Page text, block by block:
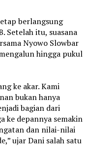
berlangsung
Setelah itu, suasana
Nyowo Slowbar
hingga pukul
ke akar. Kami
bukan hanya
bagian dari
ke depannya semakin
dan nilai-nilai
ujar Dani salah satu